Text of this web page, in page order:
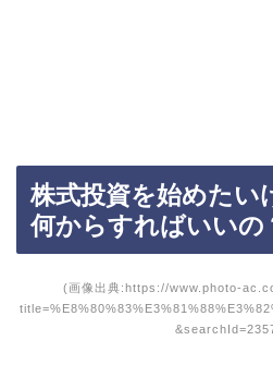
株式投資を始めた
何からすればいいの
(画像出典:https://www.photo-